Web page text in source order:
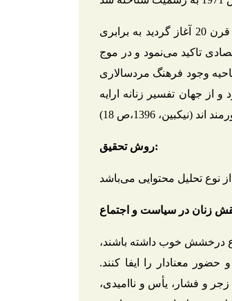
موج دوم فیمینیسم که به سیمون دو بووار نسبت داده می‌شود، از دهۀ 70 قرن 20 آغاز گردید به برابری
تاکید می‌نمود و در موج
وجود فرهنگ مرد‌سالاری
از جهان تفسیر زنانه ارایه
روش تحقیق:
زنان در سیاست و اجتماع
درخشش خوب داشته باشند،
حضور معنادار را ایفا کنند.
و فشار، یأس و ناامیدی،